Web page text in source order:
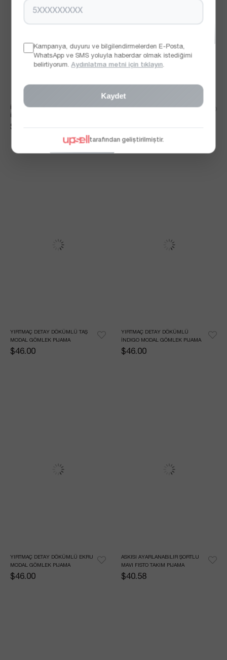
İNCE BEL LASTIKLI DÖKÜMLÜ
$37.34
İNCE BEL LASTIKLI DÖKÜMLÜ TAŞ
YIRTMAÇ DETAY DÖKÜMLÜ TAŞ
MODAL GÖMLEK PIJAMA
$46.00
YIRTMAÇ DETAY DÖKÜMLÜ
İNDIGO MODAL GÖMLEK PIJAMA
$46.00
YIRTMAÇ DETAY DÖKÜMLÜ EKRU
MODAL GÖMLEK PIJAMA
$46.00
ASKISI AYARLANABILIR ŞORTLU
MAVI FISTO TAKIM PIJAMA
$40.58
Kampanya, duyuru ve bilgilendirmelerden E-Posta,
WhatsApp ve SMS yoluyla haberdar olmak istediğimi
belirtiyorum. Aydınlatma metni için tıklayın.
Kaydet
tarafından geliştirilmiştir.